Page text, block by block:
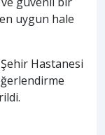
uygun hale
Şehir Hastanesi